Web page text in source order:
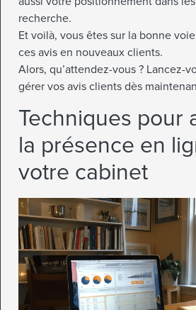
recherche.
Et voilà, vous êtes sur la bonne
ces avis en nouveaux clients.
Alors, qu’attendez-vous ? Lancez-
gérer vos avis clients dès
Techniques pour
la présence en
votre cabinet